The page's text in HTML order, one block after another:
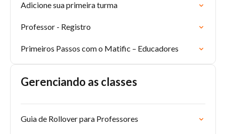
Adicione sua primeira turma
Professor - Registro
Primeiros Passos com o Matific – Educadores
Gerenciando as classes
Guia de Rollover para Professores